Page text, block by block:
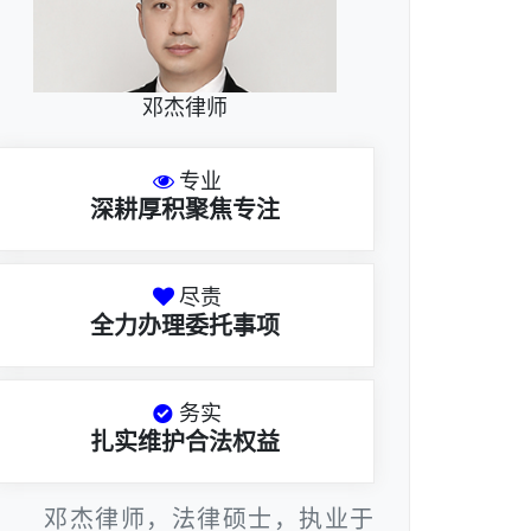
邓杰律师
专业
深耕厚积聚焦专注
尽责
全力办理委托事项
务实
扎实维护合法权益
邓杰律师，法律硕士，执业于